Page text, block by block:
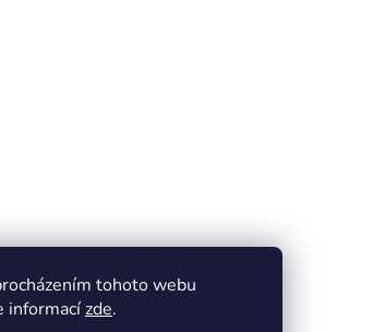
tohoto webu
informacízde.